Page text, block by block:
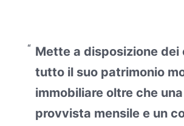
Mette a disposizione dei
tutto il suo patrimonio
immobiliare oltre che
provvista mensile e un